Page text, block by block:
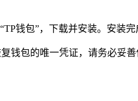
钱包”，下载并安装。安装
钱包的唯一凭证，请务必妥